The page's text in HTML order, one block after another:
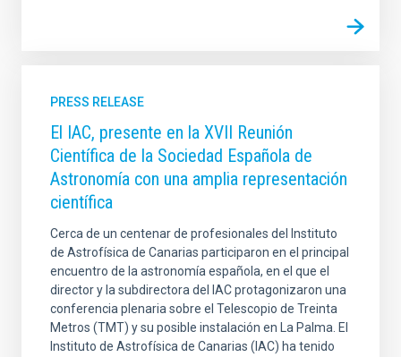
PRESS RELEASE
El IAC, presente en la XVII Reunión
Científica de la Sociedad Española de
Astronomía con una amplia representación
científica
Cerca de un centenar de profesionales del Instituto
de Astrofísica de Canarias participaron en el principal
encuentro de la astronomía española, en el que el
director y la subdirectora del IAC protagonizaron una
conferencia plenaria sobre el Telescopio de Treinta
Metros (TMT) y su posible instalación en La Palma. El
Instituto de Astrofísica de Canarias (IAC) ha tenido